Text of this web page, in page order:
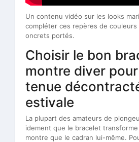
Un contenu vidéo sur les looks
compléter ces repères de couleurs
oncrets portés.
Choisir le bon
montre diver
tenue
estivale
La plupart des amateurs de
idement que le bracelet
montre que le cadran lui-même.